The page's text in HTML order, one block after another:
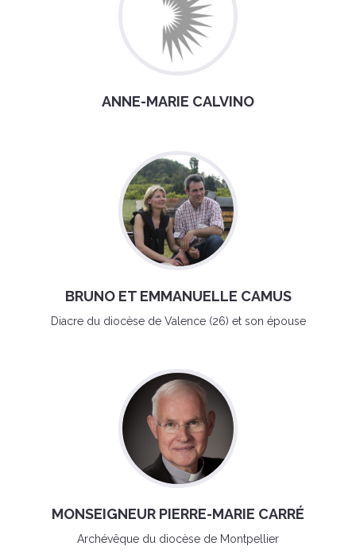
ANNE-MARIE CALVINO
BRUNO ET EMMANUELLE CAMUS
Diacre du diocèse de Valence (26) et son épouse
MONSEIGNEUR PIERRE-MARIE CARRÉ
Archévêque du diocèse de Montpellier